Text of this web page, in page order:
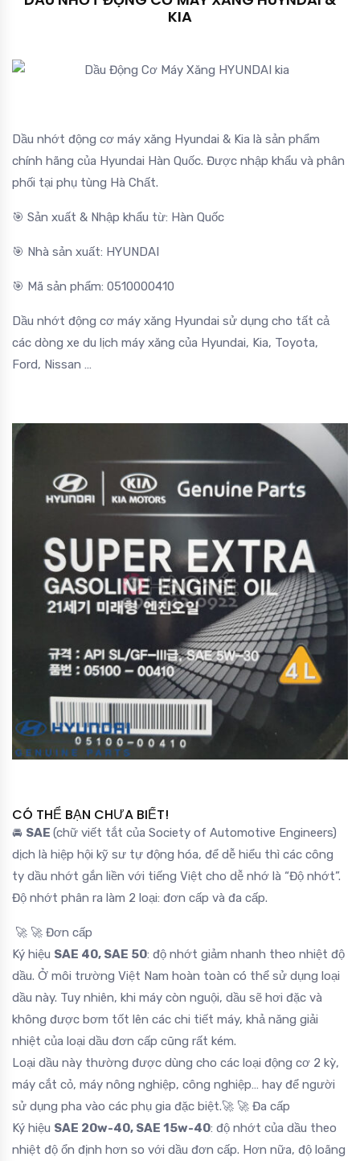
KIA
Dầu nhớt động cơ máy xăng Hyundai & Kia là sản phẩm
chính hãng của Hyundai Hàn Quốc. Được nhập khẩu và phân
phối tại phụ tùng Hà Chất.
🎯 Sản xuất & Nhập khẩu từ: Hàn Quốc
🎯 Nhà sản xuất: HYUNDAI
🎯 Mã sản phẩm: 0510000410
Dầu nhớt động cơ máy xăng Hyundai sử dụng cho tất cả
các dòng xe du lịch máy xăng của Hyundai, Kia, Toyota,
Ford, Nissan …
CÓ THỂ BẠN CHƯA BIẾT!
🚘 SAE (chữ viết tắt của Society of Automotive Engineers)
dịch là hiệp hội kỹ sư tự động hóa, để dễ hiểu thì các công
ty dầu nhớt gắn liền với tiếng Việt cho dễ nhớ là “Độ nhớt”.
Độ nhớt phân ra làm 2 loại: đơn cấp và đa cấp.
🚀 🚀 Đơn cấp
Ký hiệu SAE 40, SAE 50: độ nhớt giảm nhanh theo nhiệt độ
dầu. Ở môi trường Việt Nam hoàn toàn có thể sử dụng loại
dầu này. Tuy nhiên, khi máy còn nguội, dầu sẽ hơi đặc và
không được bơm tốt lên các chi tiết máy, khả năng giải
nhiệt của loại dầu đơn cấp cũng rất kém.
Loại dầu này thường được dùng cho các loại động cơ 2 kỳ,
máy cắt cỏ, máy nông nghiệp, công nghiệp… hay để người
sử dụng pha vào các phụ gia đặc biệt.🚀 🚀 Đa cấp
Ký hiệu SAE 20w-40, SAE 15w-40: độ nhớt của dầu theo
nhiệt độ ổn định hơn so với dầu đơn cấp. Hơn nữa, độ loãng